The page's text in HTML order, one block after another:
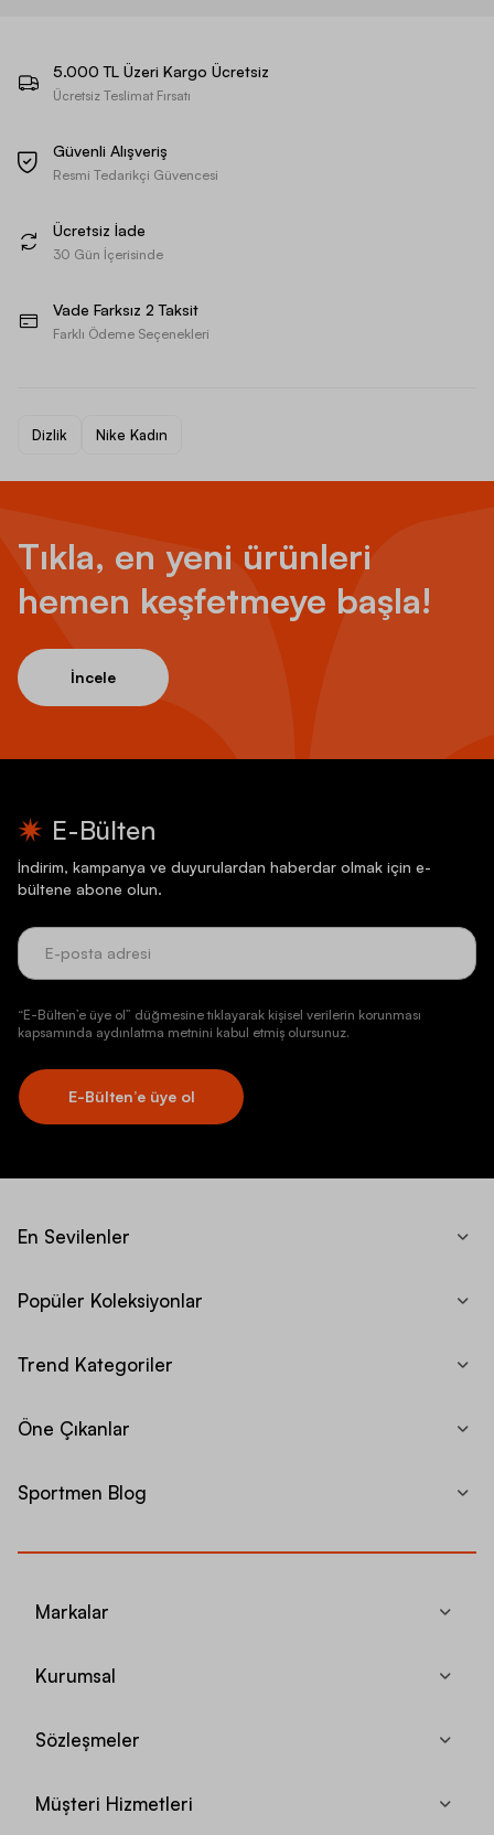
5.000 TL Üzeri Kargo Ücretsiz
Ücretsiz Teslimat Fırsatı
Güvenli Alışveriş
Resmi Tedarikçi Güvencesi
Ücretsiz İade
30 Gün İçerisinde
Vade Farksız 2 Taksit
Farklı Ödeme Seçenekleri
Dizlik Nike Kadın
Tıkla, en yeni ürünleri
hemen keşfetmeye başla!
İncele
E-Bülten
İndirim, kampanya ve duyurulardan haberdar olmak için e-
bültene abone olun.
“E-Bülten’e üye ol” düğmesine tıklayarak kişisel verilerin korunması
kapsamında aydınlatma metnini kabul etmiş olursunuz.
E-Bülten’e üye ol
En Sevilenler
Popüler Koleksiyonlar
Trend Kategoriler
Öne Çıkanlar
Sportmen Blog
Markalar
Kurumsal
Sözleşmeler
Müşteri Hizmetleri